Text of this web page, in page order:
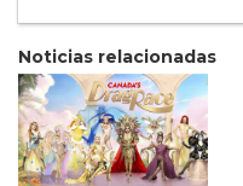
Noticias relacionadas